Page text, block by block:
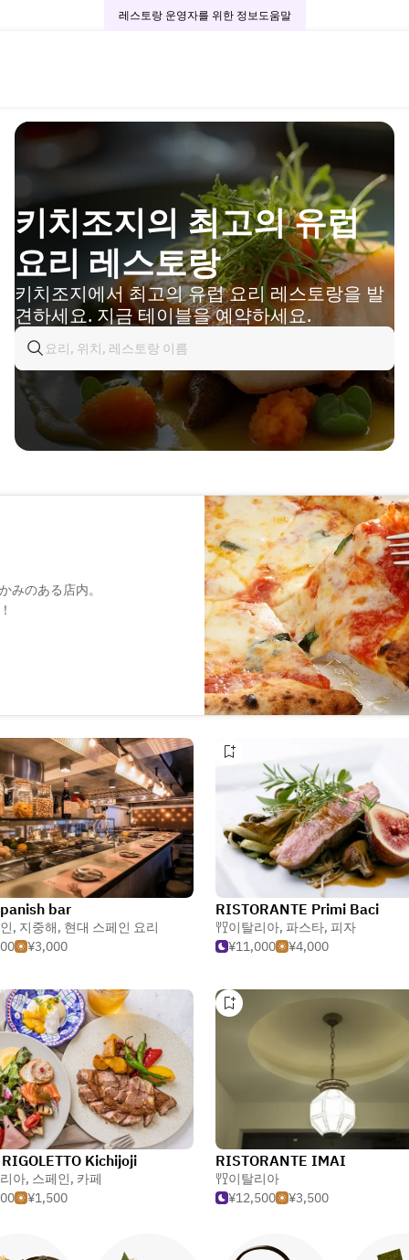
레스토랑 운영자를 위한 정보도움말
키치조지의 최고의 유럽
요리 레스토랑
키치조지에서 최고의 유럽 요리 레스토랑을 발
견하세요. 지금 테이블을 예약하세요.
みのある店内。
bar
, 지중해, 현대 스페인 요리
¥3,000
RISTORANTE Primi Baci
이탈리아, 파스타, 피자
¥11,000
¥4,000
Kichijoji
아, 스페인, 카페
¥1,500
RISTORANTE IMAI
이탈리아
¥12,500
¥3,500